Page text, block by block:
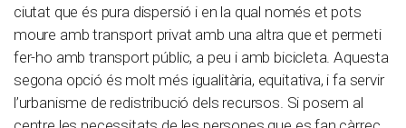
ciutat que és pura dispersió i en la qual només et pots
moure amb transport privat amb una altra que et permeti
fer-ho amb transport públic, a peu i amb bicicleta. Aquesta
segona opció és molt més igualitària, equitativa, i fa servir
l’urbanisme de redistribució dels recursos. Si posem al